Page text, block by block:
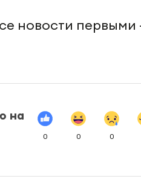
новости
на
0 0 0